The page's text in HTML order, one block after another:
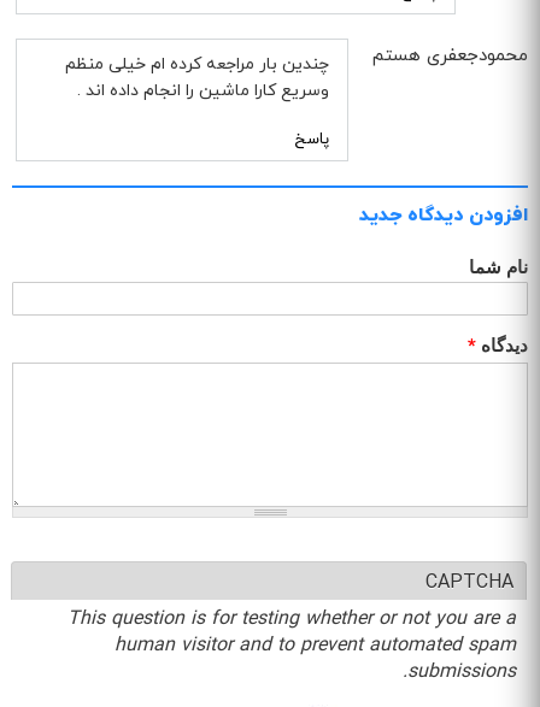
محمودجعفری هستم
چندین بار مراجعه کرده ام خیلی منظم
وسریع کارا ماشین را انجام داده اند .
پاسخ
افزودن دیدگاه جدید
نام شما
دیدگاه *
CAPTCHA
This question is for testing whether or not you are a
human visitor and to prevent automated spam
submissions.